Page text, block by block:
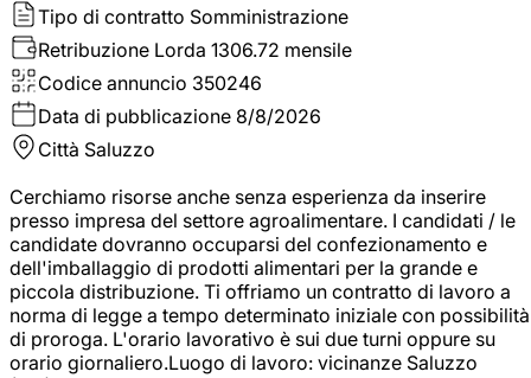
Tipo di contratto Somministrazione
Retribuzione Lorda 1306.72 mensile
Codice annuncio 350246
Data di pubblicazione 8/8/2026
Città Saluzzo
Cerchiamo risorse anche senza esperienza da inserire
presso impresa del settore agroalimentare. I candidati / le
candidate dovranno occuparsi del confezionamento e
dell'imballaggio di prodotti alimentari per la grande e
piccola distribuzione. Ti offriamo un contratto di lavoro a
norma di legge a tempo determinato iniziale con possibilità
di proroga. L'orario lavorativo è sui due turni oppure su
orario giornaliero.Luogo di lavoro: vicinanze Saluzzo